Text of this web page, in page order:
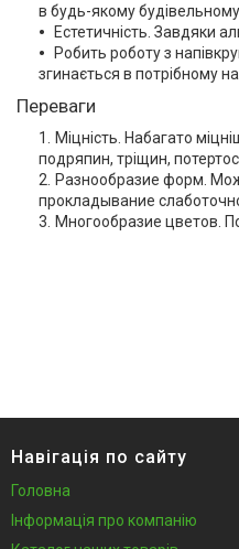
Алюмінієві куточки
Алюмінієвий
профіль V-Slot
кварцвінілу)
Алюмінієві протиковзкі
накладки
Алюмінієві пороги для
алюмінієвий
в будь-якому
Естетичність. Завдяки
Робить роботу з
згинається в потрібному
Переваги
Міцність. Набагато
подряпин, тріщин,
Разнообразие форм.
прокладывание
Многообразие цветов.
Навігація по сайту
Головна
Інформація про компанію